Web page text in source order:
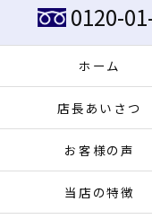
0120-
ホーム
店長あいさつ
お客様の声
当店の特徴